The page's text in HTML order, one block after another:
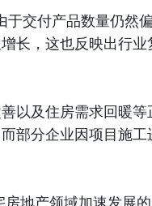
于交付产品数量仍然
长，这也反映出行业
以及住房需求回暖
部分企业因项目施
地产领域加速发展